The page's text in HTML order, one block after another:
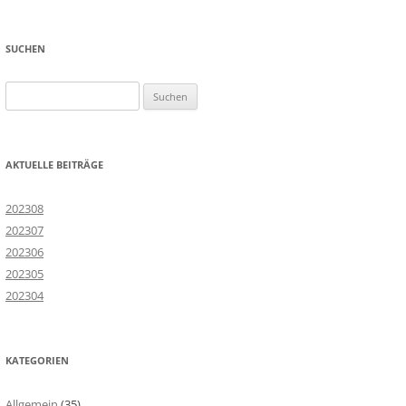
SUCHEN
nach:
AKTUELLE BEITRÄGE
202308
202307
202306
202305
202304
KATEGORIEN